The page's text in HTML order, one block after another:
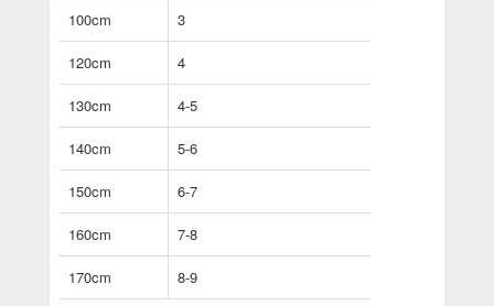
100cm 3
120cm 4
130cm 4-5
140cm 5-6
150cm 6-7
160cm 7-8
170cm 8-9